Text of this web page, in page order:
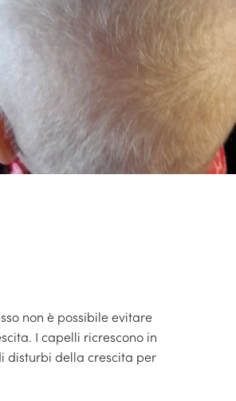
non è possibile evitare
I capelli ricrescono in
disturbi della crescita per